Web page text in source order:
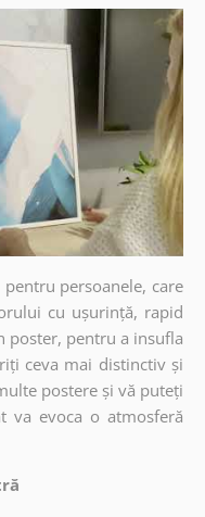
persoanele, care
cu ușurință, rapid
poster, pentru a insufla
ceva mai distinctiv și
postere și vă puteți
va evoca o atmosferă